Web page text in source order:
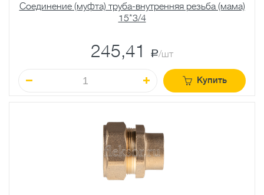
Соединение (муфта) труба-внутренняя резьба (мама)
15*3/4
245,41 a/шт
Купить